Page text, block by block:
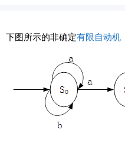
下图所示的非确定有限自动机